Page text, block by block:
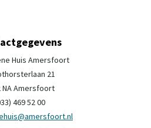
Huis Amersfoort
21
NA Amersfoort
469 52 00